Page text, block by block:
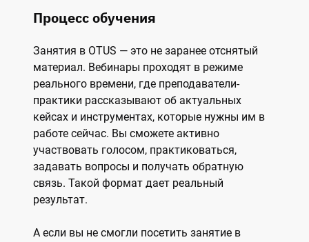
Процесс обучения
Занятия в OTUS — это не заранее отснятый
материал. Вебинары проходят в режиме
реального времени, где преподаватели-
практики рассказывают об актуальных
кейсах и инструментах, которые нужны им в
работе сейчас. Вы сможете активно
участвовать голосом, практиковаться,
задавать вопросы и получать обратную
связь. Такой формат дает реальный
результат.
А если вы не смогли посетить занятие в